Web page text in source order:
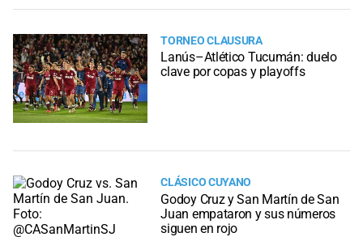
TORNEO CLAUSURA
Lanús–Atlético Tucumán: duelo
clave por copas y playoffs
CLÁSICO CUYANO
Godoy Cruz y San Martín de San
Juan empataron y sus números
siguen en rojo